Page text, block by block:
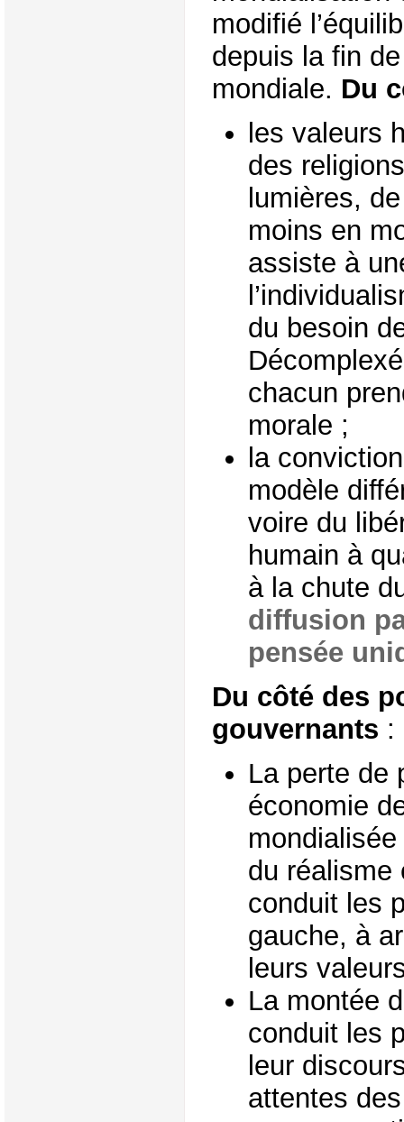
modifié
depuis la fin
mondiale. Du
les valeurs
des
lumières,
moins en
assiste à
du besoin
chacun
morale ;
la
modèle
voire du
humain à
à la chute
diffusion
pensée
Du côté des
gouvernants :
La perte de
économie
du réalisme
conduit les
gauche, à
leurs
La montée
conduit les
leur
attentes